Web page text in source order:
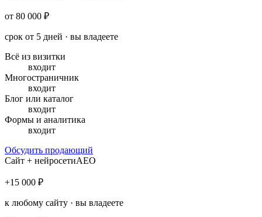
от 80 000 ₽
срок от 5 дней · вы владеете
Всё из визитки
входит
Многостраничник
входит
Блог или каталог
входит
Формы и аналитика
входит
Обсудить продающий
Сайт + нейросетиAEO
+15 000 ₽
к любому сайту · вы владеете